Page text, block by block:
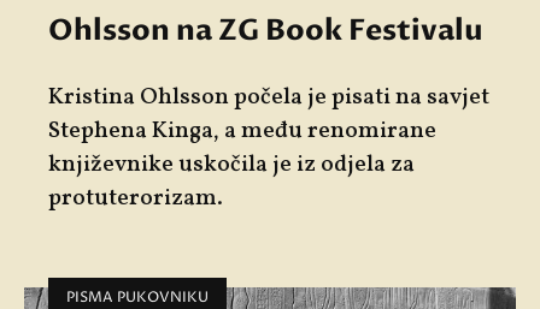
Ohlsson na ZG Book Festivalu
Kristina Ohlsson počela je pisati na savjet
Stephena Kinga, a među renomirane
književnike uskočila je iz odjela za
protuterorizam.
PISMA PUKOVNIKU